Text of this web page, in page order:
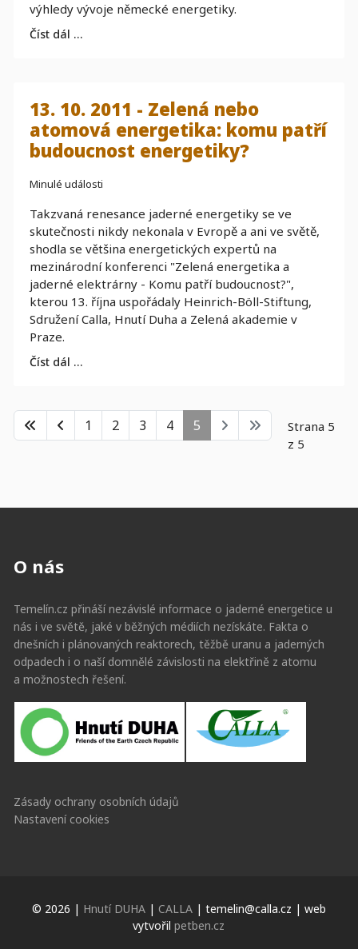
výhledy vývoje německé energetiky.
Číst dál …
13. 10. 2011 - Zelená nebo
atomová energetika: komu patří
budoucnost energetiky?
Minulé události
Takzvaná renesance jaderné energetiky se ve
skutečnosti nikdy nekonala v Evropě a ani ve světě,
shodla se většina energetických expertů na
mezinárodní konferenci "Zelená energetika a
jaderné elektrárny - Komu patří budoucnost?",
kterou 13. října uspořádaly Heinrich-Böll-Stiftung,
Sdružení Calla, Hnutí Duha a Zelená akademie v
Praze.
Číst dál …
1 2 3 4 5
Strana 5
z 5
O nás
Temelín.cz přináší nezávislé informace o jaderné energetice u
nás i ve světě, jaké v běžných médiích nezískáte. Fakta o
dnešních i plánovaných reaktorech, těžbě uranu a jaderných
odpadech i o naší domnělé závislosti na elektřině z atomu
a možnostech řešení.
Zásady ochrany osobních údajů
Nastavení cookies
© 2026 | Hnutí DUHA| CALLA| temelin@calla.cz | web
vytvořilpetben.cz